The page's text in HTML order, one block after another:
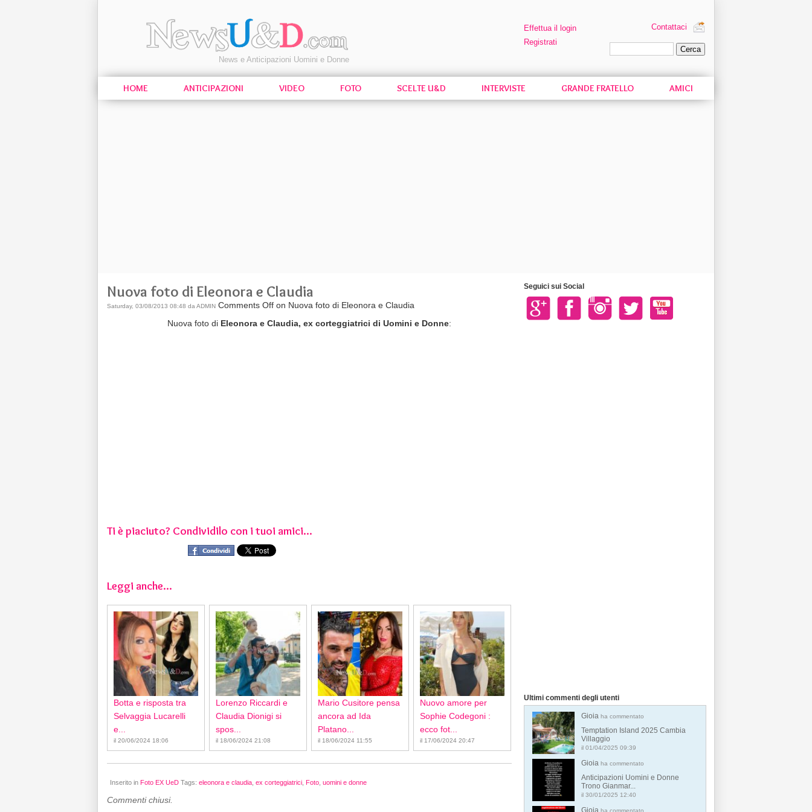
News e Anticipazioni Uomini e Donne
Effettua il login
Registrati
Contattaci
HOME ANTICIPAZIONI VIDEO FOTO SCELTE U&D INTERVISTE GRANDE FRATELLO AMICI
Nuova foto di Eleonora e Claudia
Saturday, 03/08/2013 08:48 da ADMIN Comments Off on Nuova foto di Eleonora e Claudia
Nuova foto di Eleonora e Claudia, ex corteggiatrici di Uomini e Donne:
Ti è piaciuto? Condividilo con i tuoi amici...
Leggi anche...
Botta e risposta tra
Selvaggia Lucarelli
e...
il 20/06/2024 18:06
Lorenzo Riccardi e
Claudia Dionigi si
spos...
il 18/06/2024 21:08
Mario Cusitore pensa
ancora ad Ida
Platano...
il 18/06/2024 11:55
Nuovo amore per
Sophie Codegoni :
ecco fot...
il 17/06/2024 20:47
Inserito in Foto EX UeD Tags: eleonora e claudia ex corteggiatrici Foto uomini e donne
Commenti chiusi.
Seguici sui Social
Ultimi commenti degli utenti
Gioia ha commentato
Temptation Island 2025 Cambia
Villaggio
il 01/04/2025 09:39
Gioia ha commentato
Anticipazioni Uomini e Donne
Trono Gianmar...
il 30/01/2025 12:40
Gioia ha commentato